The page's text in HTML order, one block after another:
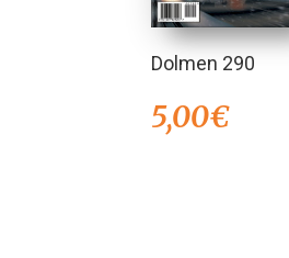
Dolmen 290
5,00€